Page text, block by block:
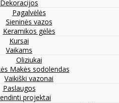
Dekoracijos
Pagalvėlės
Sieninės vazos
Keramikos gėlės
Kursai
Vaikams
Oliziukai
Makės sodolendas
Vaikiški vazonai
Paslaugos
projektai